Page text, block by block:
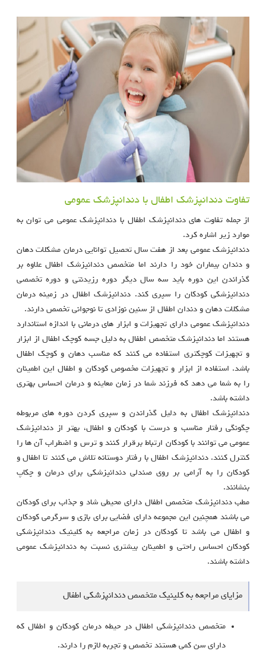
تفاوت دندانپزشک اطفال با دندانپزشک عمومی
از جمله تفاوت های دندانپزشک اطفال با دندانپزشک عمومی می توان به
موارد زیر اشاره کرد.
دندانپزشک عمومی بعد از هفت سال تحصیل توانایی درمان مشکلات دهان
و دندان بیماران خود را دارند اما متخصص دندانپزشک اطفال علاوه بر
گذراندن این دوره باید سه سال دیگر دوره رزیدنتی و دوره تخصصی
دندانپزشکی کودکان را سپری کند. دندانپزشک اطفال در زمینه درمان
مشکلات دهان و دندان اطفال از سنین نوزادی تا نوجوانی تخصص دارند.
دندانپزشک عمومی دارای تجهیزات و ابزار های درمانی با اندازه استاندارد
هستند اما دندانپزشک متخصص اطفال به دلیل جسه کوچک اطفال از ابزار
و تجهیزات کوچکتری استفاده می کنند که مناسب دهان و کوچک اطفال
باشد. استفاده از ابزار و تجهیزات مخصوص کودکان و اطفال این اطمینان
را به شما می دهد که فرزند شما در زمان معاینه و درمان احساس بهتری
داشته باشد.
دندانپزشک اطفال به دلیل گذراندن و سپری کردن دوره های مربوطه
چگونگی رفتار مناسب و درست با کودکان و اطفال، بهتر از دندانپزشک
عمومی می توانند با کودکان ارتباط برقرار کنند و ترس و اضطراب آن ها را
کنترل کنند. دندانپزشک اطفال با رفتار دوستانه تلاش می کنند تا اطفال و
کودکان را به آرامی بر روی صندلی دندانپزشکی برای درمان و چکاپ
بنشانند.
مطب دندانپزشک متخصص اطفال دارای محیطی شاد و جذاب برای کودکان
می باشند همچنین این مجموعه دارای فضایی برای بازی و سرگرمی کودکان
و اطفال می باشد تا کودکان در زمان مراجعه به کلینیک دندانپزشکی
کودکان احساس راحتی و اطمینان بیشتری نسبت به دندانپزشک عمومی
داشته باشند.
مزایای مراجعه به کلینیک متخصص دندانپزشکی اطفال
متخصص دندانپزشکی اطفال در حیطه درمان کودکان و اطفال که
دارای سن کمی هستند تخصص و تجربه لازم را دارند.